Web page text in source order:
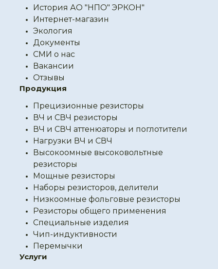
История АО "НПО" ЭРКОН"
Интернет-магазин
Экология
Документы
СМИ о нас
Вакансии
Отзывы
Продукция
Прецизионные резисторы
ВЧ и СВЧ резисторы
ВЧ и СВЧ аттенюаторы и поглотители
Нагрузки ВЧ и СВЧ
Высокоомные высоковольтные
резисторы
Мощные резисторы
Наборы резисторов, делители
Низкоомные фольговые резисторы
Резисторы общего применения
Специальные изделия
Чип-индуктивности
Перемычки
Услуги